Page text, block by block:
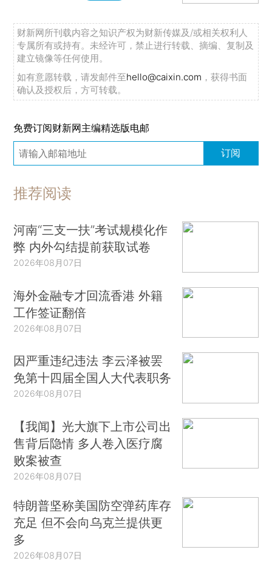
财新网所刊载内容之知识产权为财新传媒及/或相关权利人
专属所有或持有。未经许可，禁止进行转载、摘编、复制及
建立镜像等任何使用。
如有意愿转载，请发邮件至hello@caixin.com ，获得书面
确认及授权后，方可转载。
免费订阅财新网主编精选版电邮
订阅
推荐阅读
河南“三支一扶”考试规模化作
弊 内外勾结提前获取试卷
2026年08月07日
海外金融专才回流香港 外籍
工作签证翻倍
2026年08月07日
因严重违纪违法 李云泽被罢
免第十四届全国人大代表职务
2026年08月07日
【我闻】光大旗下上市公司出
售背后隐情 多人卷入医疗腐
败案被查
2026年08月07日
特朗普坚称美国防空弹药库存
充足 但不会向乌克兰提供更
多
2026年08月07日